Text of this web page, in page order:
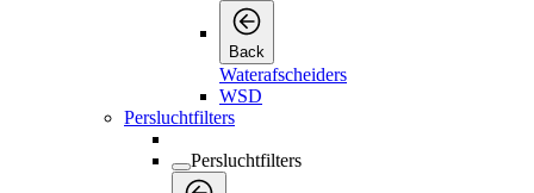
Back
Waterafscheiders
WSD
Persluchtfilters
Persluchtfilters